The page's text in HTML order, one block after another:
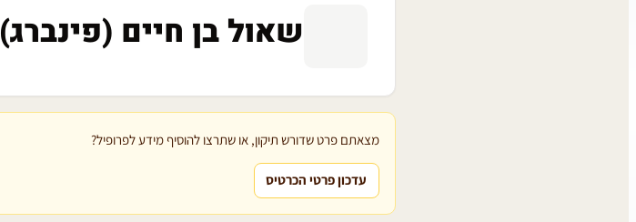
שאול בן חיים (פינברג)
מצאתם פרט שדורש תיקון, או שתרצו להוסיף מידע לפרופיל?
עדכון פרטי הכרטיס